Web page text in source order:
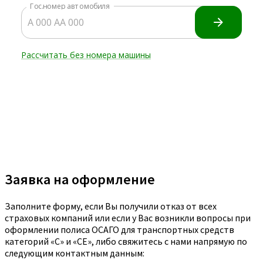
Заявка на оформление
Заполните форму, если Вы получили отказ от всех
страховых компаний или если у Вас возникли вопросы при
оформлении полиса ОСАГО для транспортных средств
категорий «C» и «CE», либо свяжитесь с нами напрямую по
следующим контактным данным: